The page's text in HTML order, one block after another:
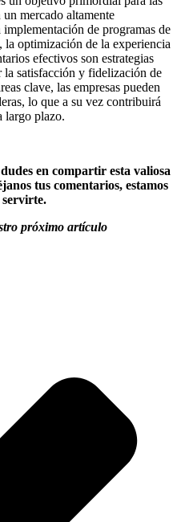
un mercado altamente
de programas de
optimización de la experiencia
efectivos son estrategias
la satisfacción y fidelización de
clave, las empresas pueden
lo que a su vez contribuirá
largo plazo.
en compartir esta valiosa
tus comentarios, estamos
próximo artículo